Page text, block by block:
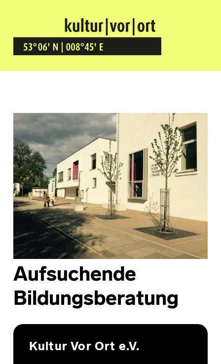
Kultur Vor Ort
BREMEN GRÖPELINGEN
Aufsuchende
Bildungsberatung
Skip back to main navigation
Kultur Vor Ort e.V.